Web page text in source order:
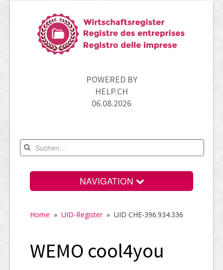
POWERED BY
HELP.CH
06.08.2026
NAVIGATION
Neugründungen
Home » UID-Register» UID CHE-396.934.336
WEMO cool4you